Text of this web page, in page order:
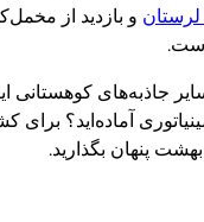
و بازدید از
جاذبه‌های
آماده‌اید؟
بهشت پنهان بگذارید.